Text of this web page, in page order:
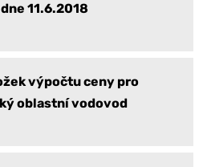
11.6.2018
výpočtu ceny pro
oblastní vodovod